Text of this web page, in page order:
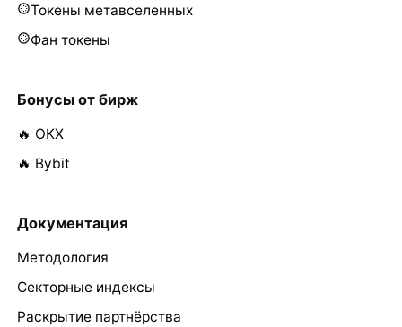
Токены метавселенных
Фан токены
Бонусы от бирж
🔥 OKX
🔥 Bybit
Документация
Методология
Секторные индексы
Раскрытие партнёрства